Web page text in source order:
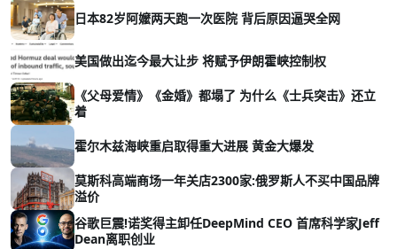
日本82岁阿嬤两天跑一次医院 背后原因逼哭全网
美国做出迄今最大让步 将赋予伊朗霍峡控制权
《父母爱情》《金婚》都塌了 为什么《士兵突击》还立
着
霍尔木兹海峡重启取得重大进展 黄金大爆发
莫斯科高端商场一年关店2300家:俄罗斯人不买中国品牌
溢价
谷歌巨震!诺奖得主卸任DeepMind CEO 首席科学家Jeff
Dean离职创业